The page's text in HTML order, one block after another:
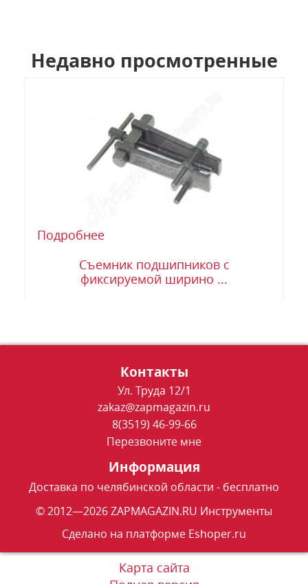
Недавно просмотренные
Подробнее
Съемник подшипников с
фиксируемой ширино ...
Контакты
Ул. Труда 12/1
zakaz@zapmagazin.ru
8(3519) 46-99-66
Перезвоните мне
Информация
Доставка по челябинской области - бесплатно
© 2012—2026 ZAPMAGAZIN.RU Инструменты
Сделано на платформе Eshoper.ru
Карта сайта